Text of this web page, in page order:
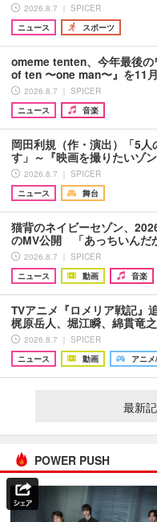
2026.8.7 ｜ SPICER
ニュース
スポーツ
omeme tenten、今年最後
of ten 〜one man〜』を11
2026.8.7 ｜ SPICER
ニュース
音楽
岡田利規（作・演出）「5
す」～『映画を撮りたいゾ
2026.8.7 ｜ SPICER
ニュース
舞台
猫背のネイビーセゾン、
のMV公開 「あっちいんだ
2026.8.7 ｜ SPICER
ニュース
動画 音楽
TVアニメ『ロメリア戦記』
梶原岳人、堀江瞬、綿貫竜
2026.8.7 ｜ SPICER
ニュース
動画 アニ
最新
POWER PUSH